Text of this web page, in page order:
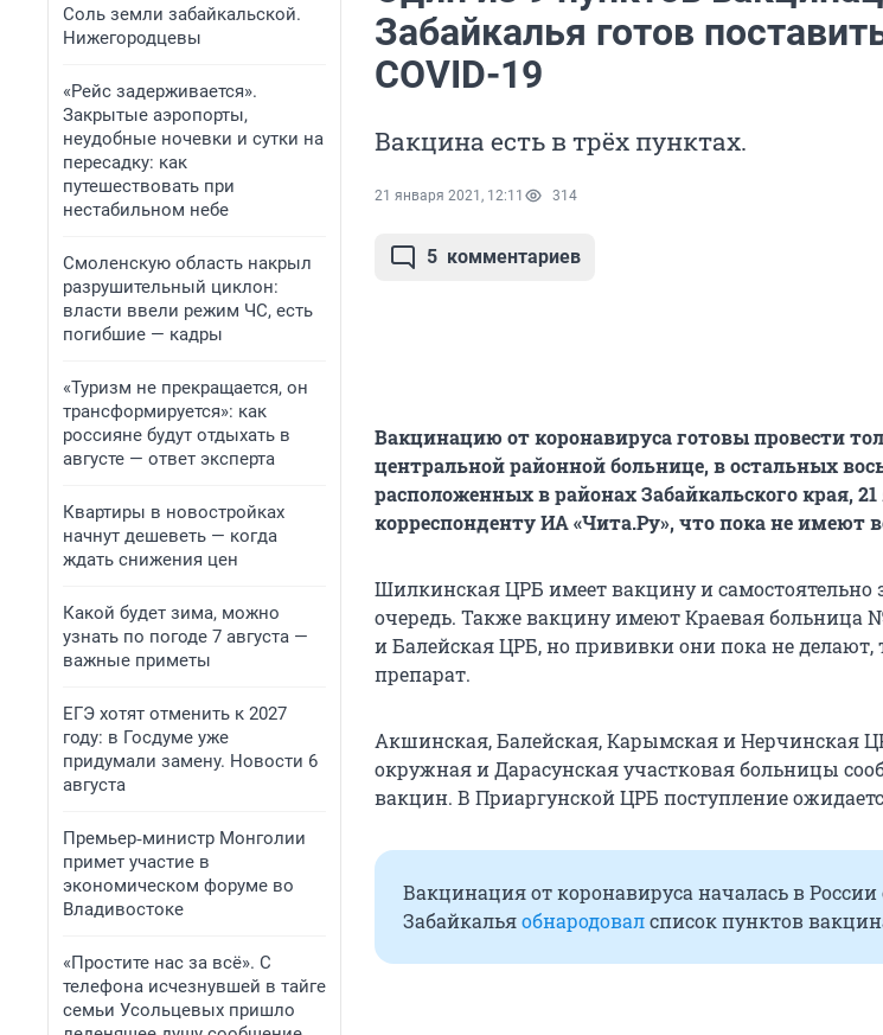
Соль земли забайкальской.
Нижегородцевы
«Рейс задерживается».
Закрытые аэропорты,
неудобные ночевки и сутки на
пересадку: как
путешествовать при
нестабильном небе
Смоленскую область накрыл
разрушительный циклон:
власти ввели режим ЧС, есть
погибшие — кадры
«Туризм не прекращается, он
трансформируется»: как
россияне будут отдыхать в
августе — ответ эксперта
Квартиры в новостройках
начнут дешеветь — когда
ждать снижения цен
Какой будет зима, можно
узнать по погоде 7 августа —
важные приметы
ЕГЭ хотят отменить к 2027
году: в Госдуме уже
придумали замену. Новости 6
августа
Премьер‑министр Монголии
примет участие в
экономическом форуме во
Владивостоке
«Простите нас за всё». С
телефона исчезнувшей в тайге
семьи Усольцевых пришло
Забайкалья готов
COVID-19
Вакцина есть в трёх пунктах.
21 января 2021, 12:11 314
5 комментариев
Вакцинацию от коронавируса готовы провести
центральной районной больнице, в остальных
расположенных в районах Забайкальского края,
корреспонденту ИА «Чита.Ру», что пока не имеют
Шилкинская ЦРБ имеет вакцину и
очередь. Также вакцину имеют Краевая больница
и Балейская ЦРБ, но прививки они пока не делают,
препарат.
Акшинская, Балейская, Карымская и Нерчинская
окружная и Дарасунская участковая больницы
вакцин. В Приаргунской ЦРБ поступление
Вакцинация от коронавируса началась в
Забайкальяобнародовалсписок пунктов